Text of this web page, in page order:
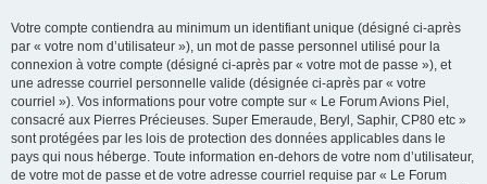
Votre compte contiendra au minimum un identifiant unique (désigné ci-après
par « votre nom d’utilisateur »), un mot de passe personnel utilisé pour la
connexion à votre compte (désigné ci-après par « votre mot de passe »), et
une adresse courriel personnelle valide (désignée ci-après par « votre
courriel »). Vos informations pour votre compte sur « Le Forum Avions Piel,
consacré aux Pierres Précieuses. Super Emeraude, Beryl, Saphir, CP80 etc »
sont protégées par les lois de protection des données applicables dans le
pays qui nous héberge. Toute information en-dehors de votre nom d’utilisateur,
de votre mot de passe et de votre adresse courriel requise par « Le Forum